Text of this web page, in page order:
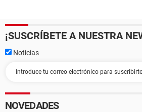
¡SUSCRÍBETE A NUESTRA
Noticias
NOVEDADES